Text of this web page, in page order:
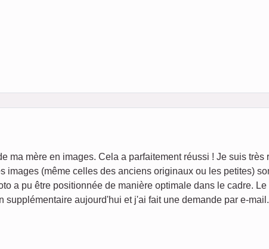
ma mère en images. Cela a parfaitement réussi ! Je suis très
images (même celles des anciens originaux ou les petites)
a pu être positionnée de manière optimale dans le cadre.
supplémentaire aujourd'hui et j'ai fait une demande par e-